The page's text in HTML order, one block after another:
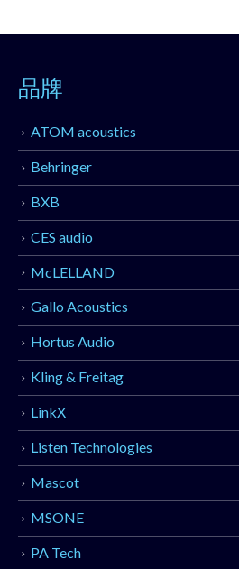
品牌
ATOM acoustics
Behringer
BXB
CES audio
McLELLAND
Gallo Acoustics
Hortus Audio
Kling & Freitag
LinkX
Listen Technologies
Mascot
MSONE
PA Tech